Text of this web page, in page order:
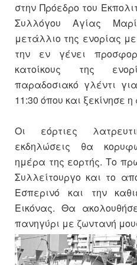
στην Πρόεδρο του
Συλλόγου Αγίας
μετάλλιο της ενορίας
την εν γένει
κατοίκους της
παραδοσιακό γλέντι
11:30 όπου και ξεκίνησε
Οι εόρτιες
εκδηλώσεις θα
ημέρα της εορτής. Το
Συλλείτουργο και το
Εσπερινό και την
Εικόνας. Θα
πανηγύρι με ζωντανή